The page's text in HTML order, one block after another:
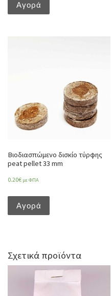
Αγορά
Βιοδιασπώμενο δισκίο τύρφης
peat pellet 33 mm
0.20€ με ΦΠΑ
Αγορά
Σχετικά προϊόντα